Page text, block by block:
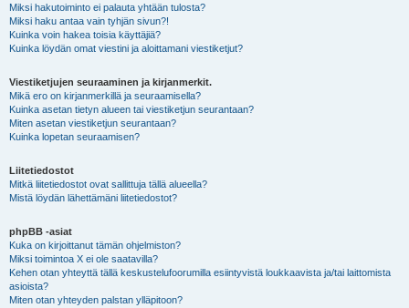
Miksi hakutoiminto ei palauta yhtään tulosta?
Miksi haku antaa vain tyhjän sivun?!
Kuinka voin hakea toisia käyttäjiä?
Kuinka löydän omat viestini ja aloittamani viestiketjut?
Viestiketjujen seuraaminen ja kirjanmerkit.
Mikä ero on kirjanmerkillä ja seuraamisella?
Kuinka asetan tietyn alueen tai viestiketjun seurantaan?
Miten asetan viestiketjun seurantaan?
Kuinka lopetan seuraamisen?
Liitetiedostot
Mitkä liitetiedostot ovat sallittuja tällä alueella?
Mistä löydän lähettämäni liitetiedostot?
phpBB -asiat
Kuka on kirjoittanut tämän ohjelmiston?
Miksi toimintoa X ei ole saatavilla?
Kehen otan yhteyttä tällä keskustelufoorumilla esiintyvistä loukkaavista ja/tai laittomista
asioista?
Miten otan yhteyden palstan ylläpitoon?